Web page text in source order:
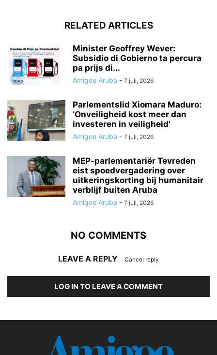
RELATED ARTICLES
Minister Geoffrey Wever:
Subsidio di Gobierno ta percura
pa prijs di...
Amigoe Aruba - 7 juli, 2026
Parlementslid Xiomara Maduro:
‘Onveiligheid kost meer dan
investeren in veiligheid’
Amigoe Aruba - 7 juli, 2026
MEP-parlementariër Tevreden
eist spoedvergadering over
uitkeringskorting bij humanitair
verblijf buiten Aruba
Amigoe Aruba - 7 juli, 2026
NO COMMENTS
LEAVE A REPLY Cancel reply
LOG IN TO LEAVE A COMMENT